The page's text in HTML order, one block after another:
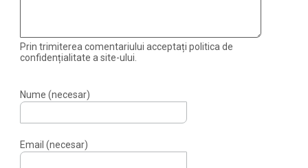
Prin trimiterea comentariului acceptați politica de
confidențialitate a site-ului.
Nume (necesar)
Email (necesar)